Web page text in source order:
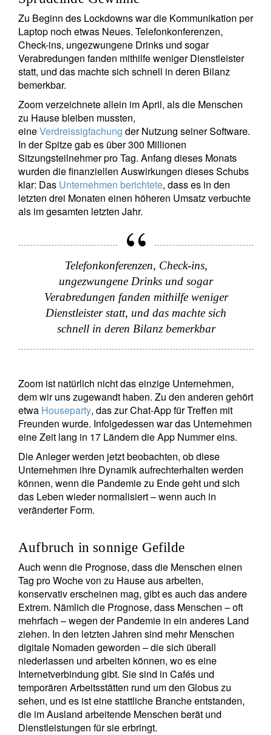
Zu Beginn des Lockdowns war die Kommunikation per
Laptop noch etwas Neues. Telefonkonferenzen,
Check-ins, ungezwungene Drinks und sogar
Verabredungen fanden mithilfe weniger Dienstleister
statt, und das machte sich schnell in deren Bilanz
bemerkbar.
Zoom verzeichnete allein im April, als die Menschen
zu Hause bleiben mussten,
eineVerdreissigfachung der Nutzung seiner Software.
In der Spitze gab es über 300 Millionen
Sitzungsteilnehmer pro Tag. Anfang dieses Monats
wurden die finanziellen Auswirkungen dieses Schubs
klar: Das Unternehmen berichtete, dass es in den
letzten drei Monaten einen höheren Umsatz verbuchte
als im gesamten letzten Jahr.
Telefonkonferenzen, Check-ins,
ungezwungene Drinks und sogar
Verabredungen fanden mithilfe weniger
Dienstleister statt, und das machte sich
schnell in deren Bilanz bemerkbar
Zoom ist natürlich nicht das einzige Unternehmen,
dem wir uns zugewandt haben. Zu den anderen gehört
etwa Houseparty, das zur Chat-App für Treffen mit
Freunden wurde. Infolgedessen war das Unternehmen
eine Zeit lang in 17 Ländern die App Nummer eins.
Die Anleger werden jetzt beobachten, ob diese
Unternehmen ihre Dynamik aufrechterhalten werden
können, wenn die Pandemie zu Ende geht und sich
das Leben wieder normalisiert – wenn auch in
veränderter Form.
Aufbruch in sonnige Gefilde
Auch wenn die Prognose, dass die Menschen einen
Tag pro Woche von zu Hause aus arbeiten,
konservativ erscheinen mag, gibt es auch das andere
Extrem. Nämlich die Prognose, dass Menschen – oft
mehrfach – wegen der Pandemie in ein anderes Land
ziehen. In den letzten Jahren sind mehr Menschen
digitale Nomaden geworden – die sich überall
niederlassen und arbeiten können, wo es eine
Internetverbindung gibt. Sie sind in Cafés und
temporären Arbeitsstätten rund um den Globus zu
sehen, und es ist eine stattliche Branche entstanden,
die im Ausland arbeitende Menschen berät und
Dienstleistungen für sie erbringt.
Newsletter abonnieren
Email
Title First Name
Last Name
Country of residence
I'm not an US citizen*
Ihre Informationen werden in Übereinstimmung
mit unsererDatenschutzerklärung verwendet.
Registrieren